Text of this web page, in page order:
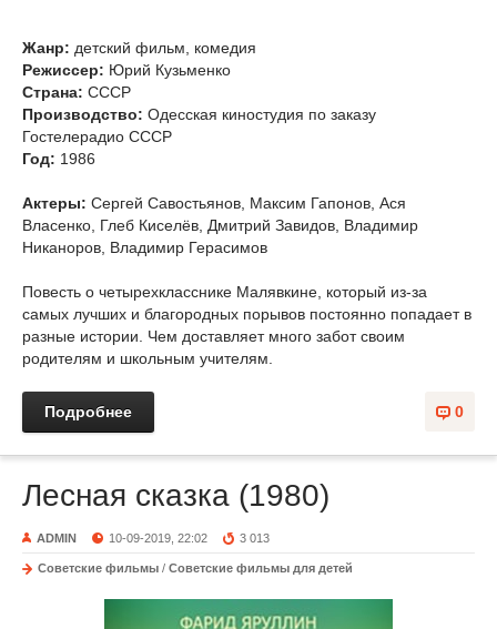
Жанр: детский фильм, комедия
Режиссер: Юрий Кузьменко
Страна: СССР
Производство: Одесская киностудия по заказу
Гостелерадио СССР
Год: 1986
Актеры: Сергей Савостьянов, Максим Гапонов, Ася
Власенко, Глеб Киселёв, Дмитрий Завидов, Владимир
Никаноров, Владимир Герасимов
Повесть о четырехкласснике Малявкине, который из-за
самых лучших и благородных порывов постоянно попадает в
разные истории. Чем доставляет много забот своим
родителям и школьным учителям.
0
Подробнее
Лесная сказка (1980)
ADMIN 10-09-2019, 22:02 3 013
Советские фильмы / Советские фильмы для детей